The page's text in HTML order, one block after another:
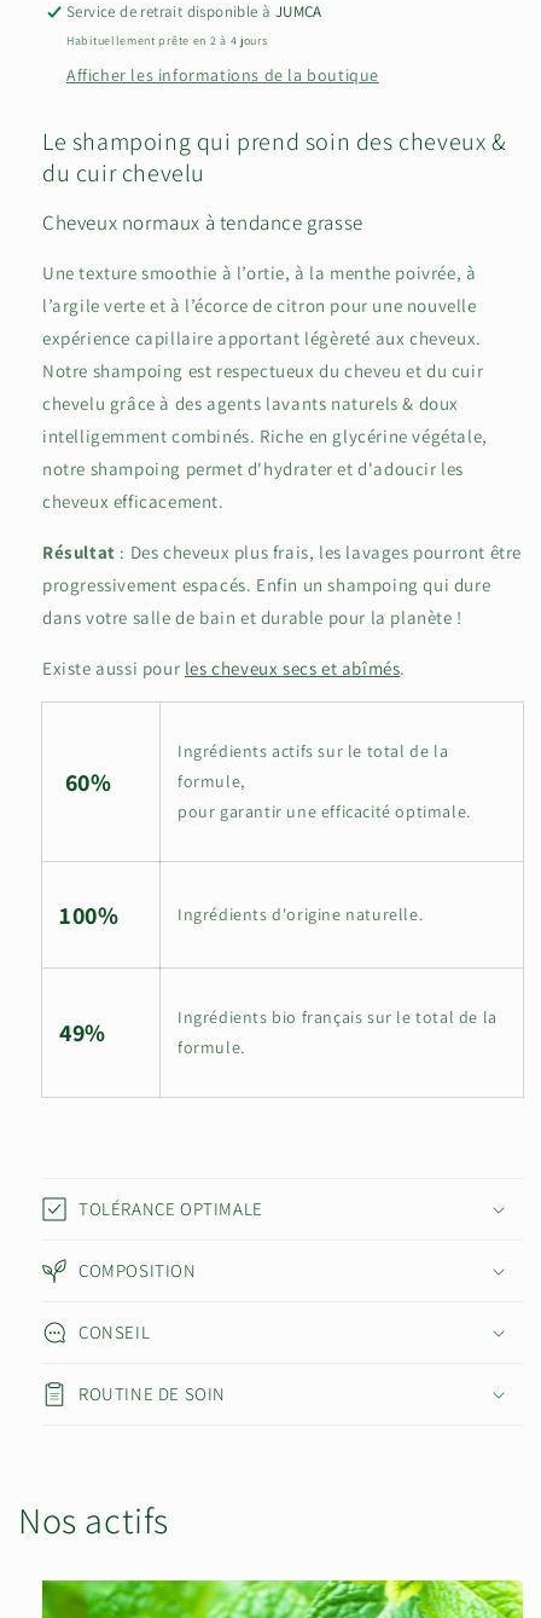
Service de retrait disponible à JUMCA
Habituellement prête en 2 à 4 jours
Afficher les informations de la boutique
Le shampoing qui prend soin des cheveux &
du cuir chevelu
Cheveux normaux à tendance grasse
Une texture smoothie à l’ortie, à la menthe poivrée, à
l’argile verte et à l’écorce de citron pour une nouvelle
expérience capillaire apportant légèreté aux cheveux.
Notre shampoing est respectueux du cheveu et du cuir
chevelu grâce à des agents lavants naturels & doux
intelligemment combinés. Riche en glycérine végétale,
notre shampoing permet d'hydrater et d'adoucir les
cheveux efficacement.
Résultat : Des cheveux plus frais, les lavages pourront être
progressivement espacés. Enfin un shampoing qui dure
dans votre salle de bain et durable pour la planète !
Existe aussi pour les cheveux secs et abîmés.
60%
Ingrédients actifs sur le total de la
formule,
pour garantir une efficacité optimale.
100% Ingrédients d'origine naturelle.
49%
Ingrédients bio français sur le total de la
formule.
TOLÉRANCE OPTIMALE
COMPOSITION
CONSEIL
ROUTINE DE SOIN
Nos actifs